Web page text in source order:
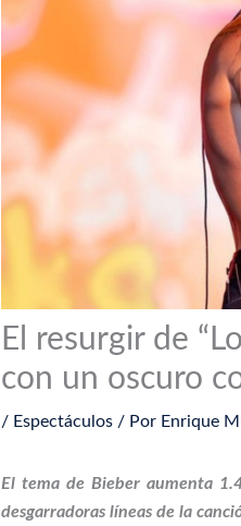
El resurgir de
con un oscuro
/ Espectáculos/ Por Enrique
El tema de Bieber aumenta
desgarradoras líneas de la